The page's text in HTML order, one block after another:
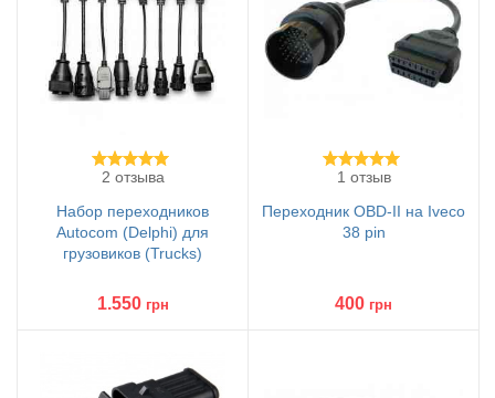
2 отзыва
Набор переходников
Autocom (Delphi) для
грузовиков (Trucks)
1.550 грн
1 отзыв
Переходник OBD-II на Iveco
38 pin
400 грн